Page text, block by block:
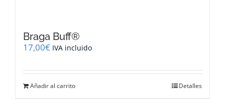
Braga Buff®
17,00€ IVA incluido
Añadir al carrito Detalles